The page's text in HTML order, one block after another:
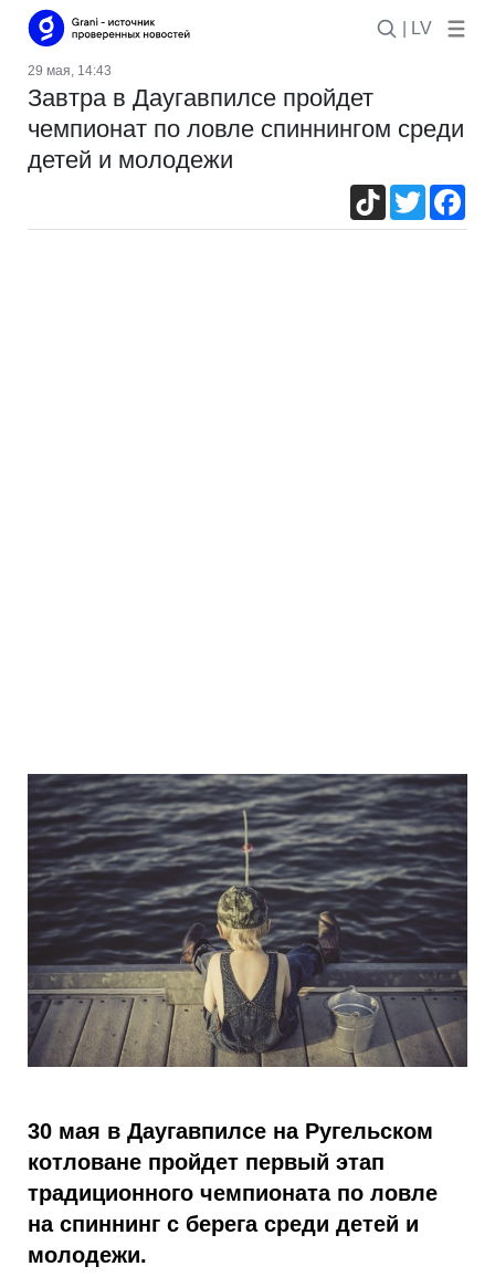
| LV
29 мая, 14:43
Завтра в Даугавпилсе пройдет
чемпионат по ловле спиннингом среди
детей и молодежи
TikTokTwitter
30 мая в Даугавпилсе на Ругельском
котловане пройдет первый этап
традиционного чемпионата по ловле
на спиннинг с берега среди детей и
молодежи.